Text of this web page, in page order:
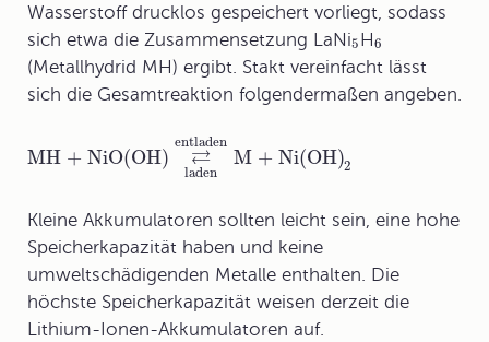
Wasserstoff drucklos gespeichert vorliegt, sodass
sich etwa die Zusammensetzung LaNi5H6
(Metallhydrid MH) ergibt. Stakt vereinfacht lässt
sich die Gesamtreaktion folgendermaßen angeben.
MH + NiO(OH) ⇄
laden
entladen
M + Ni(OH)2
Kleine Akkumulatoren sollten leicht sein, eine hohe
Speicherkapazität haben und keine
umweltschädigenden Metalle enthalten. Die
höchste Speicherkapazität weisen derzeit die
Lithium-Ionen-Akkumulatoren auf.